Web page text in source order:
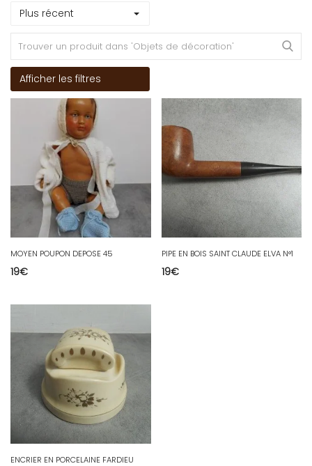
Plus récent
Afficher les filtres
MOYEN POUPON DEPOSE 45
19€
PIPE EN BOIS SAINT CLAUDE ELVA N°1
19€
ENCRIER EN PORCELAINE FARDIEU